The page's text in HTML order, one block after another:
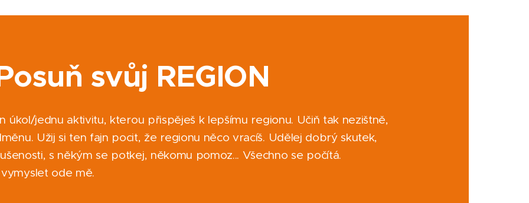
svůj REGION
úkol/jednu aktivitu, kterou přispěješ k lepšímu regionu. Učiň tak nezištně,
Užij si ten fajn pocit, že regionu něco vracíš. Udělej dobrý skutek,
s někým se potkej, někomu pomoz... Všechno se počítá.
ode mě.